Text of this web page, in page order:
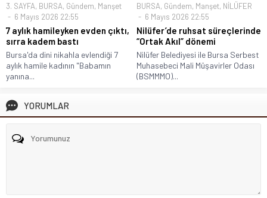
3. SAYFA, BURSA, Gündem, Manşet
6 Mayıs 2026 22:55
7 aylık hamileyken evden çıktı,
sırra kadem bastı
Bursa'da dini nikahla evlendiği 7
aylık hamile kadının "Babamın
yanına...
BURSA, Gündem, Manşet, NİLÜFER
6 Mayıs 2026 22:55
Nilüfer’de ruhsat süreçlerinde
“Ortak Akıl” dönemi
Nilüfer Belediyesi ile Bursa Serbest
Muhasebeci Mali Müşavirler Odası
(BSMMMO)...
YORUMLAR